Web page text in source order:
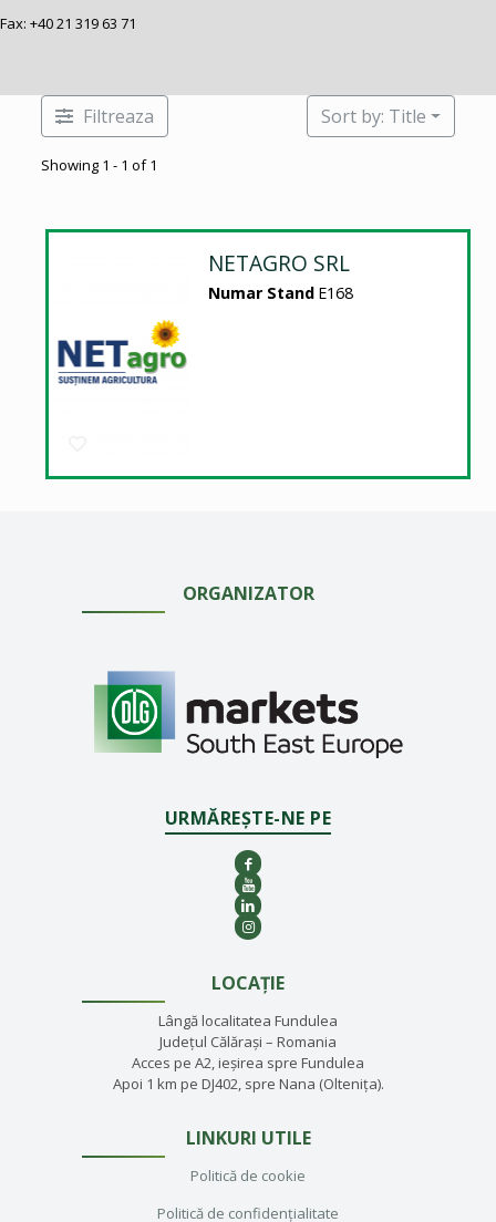
Fax: +40 21 319 63 71
Filtreaza
Showing 1 - 1 of 1
Sort by: Title
NETAGRO SRL
Numar Stand E168
ORGANIZATOR
URMĂREȘTE-NE PE
LOCAȚIE
Lângă localitatea Fundulea
Județul Călărași – Romania
Acces pe A2, ieșirea spre Fundulea
Apoi 1 km pe DJ402, spre Nana (Oltenița).
LINKURI UTILE
Politică de cookie
Politică de confidențialitate